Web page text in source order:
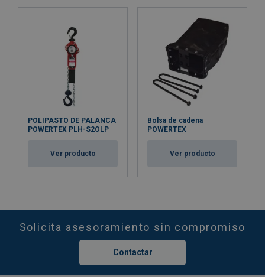
POLIPASTO DE PALANCA
POWERTEX PLH-S2OLP
Ver producto
Bolsa de cadena
POWERTEX
Ver producto
Solicita asesoramiento sin compromiso
Contactar